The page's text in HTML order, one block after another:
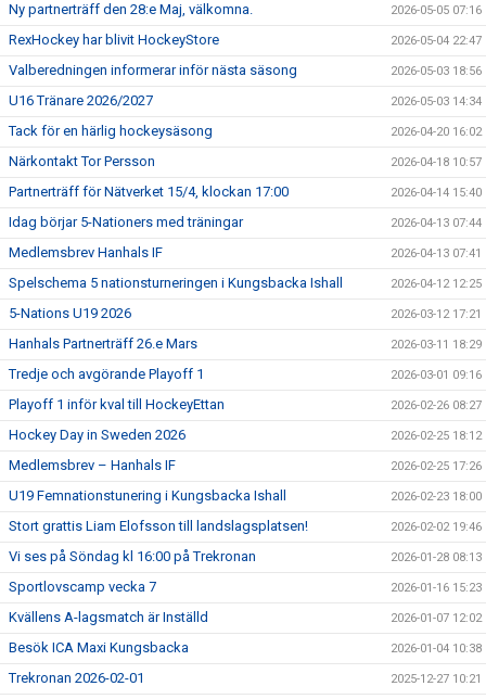
Ny partnerträff den 28:e Maj, välkomna. 2026-05-05 07:16
RexHockey har blivit HockeyStore 2026-05-04 22:47
Valberedningen informerar inför nästa säsong 2026-05-03 18:56
U16 Tränare 2026/2027 2026-05-03 14:34
Tack för en härlig hockeysäsong 2026-04-20 16:02
Närkontakt Tor Persson 2026-04-18 10:57
Partnerträff för Nätverket 15/4, klockan 17:00 2026-04-14 15:40
Idag börjar 5-Nationers med träningar 2026-04-13 07:44
Medlemsbrev Hanhals IF 2026-04-13 07:41
Spelschema 5 nationsturneringen i Kungsbacka Ishall 2026-04-12 12:25
5-Nations U19 2026 2026-03-12 17:21
Hanhals Partnerträff 26.e Mars 2026-03-11 18:29
Tredje och avgörande Playoff 1 2026-03-01 09:16
Playoff 1 inför kval till HockeyEttan 2026-02-26 08:27
Hockey Day in Sweden 2026 2026-02-25 18:12
Medlemsbrev – Hanhals IF 2026-02-25 17:26
U19 Femnationstunering i Kungsbacka Ishall 2026-02-23 18:00
Stort grattis Liam Elofsson till landslagsplatsen! 2026-02-02 19:46
Vi ses på Söndag kl 16:00 på Trekronan 2026-01-28 08:13
Sportlovscamp vecka 7 2026-01-16 15:23
Kvällens A-lagsmatch är Inställd 2026-01-07 12:02
Besök ICA Maxi Kungsbacka 2026-01-04 10:38
Trekronan 2026-02-01 2025-12-27 10:21